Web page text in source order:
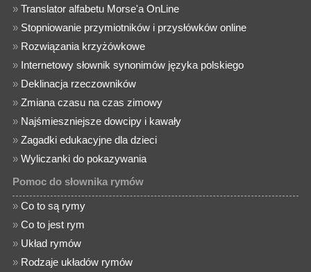
»Translator alfabetu Morse'a OnLine
» Stopniowanie przymiotników i przysłówków online
» Rozwiązania krzyżówkowe
» Internetowy słownik synonimów języka polskiego
» Deklinacja rzeczowników
»Zmiana czasu na czas zimowy
» Najśmieszniejsze dowcipy i kawały
»Zagadki edukacyjne dla dzieci
»Wyliczanki do pokazywania
Pomoc do słownika rymów
»Co to są rymy
»Co to jest rym
» Układ rymów
» Rodzaje układów rymów